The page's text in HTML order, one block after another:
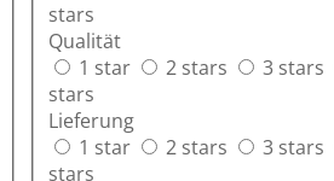
stars
Qualität
1 star
2 stars 3 stars
stars
Lieferung
1 star
2 stars 3 stars
stars